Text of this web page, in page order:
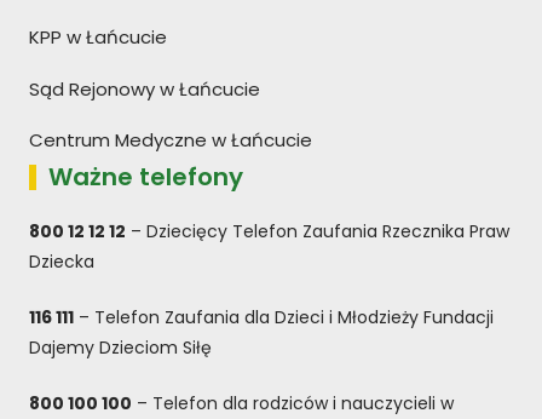
KPP w Łańcucie
Sąd Rejonowy w Łańcucie
Centrum Medyczne w Łańcucie
Ważne telefony
800 12 12 12 – Dziecięcy Telefon Zaufania Rzecznika Praw
Dziecka
116 111 – Telefon Zaufania dla Dzieci i Młodzieży Fundacji
Dajemy Dzieciom Siłę
800 100 100 – Telefon dla rodziców i nauczycieli w